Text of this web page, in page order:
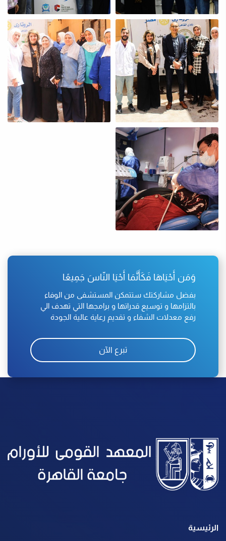
وَمَن أَحْيَاهَا فَكَأَنَّمَا أَحْيَا النّاسَ جَمِيعًا
بفضل مشاركتك ستتمكن المستشفى من الوفاء
بالتزامها و توسيع قدراتها و برامجها التي تهدف الي
رفع معدلات الشفاء و تقديم رعاية عالية الجودة
تبرع الآن
الرئيسية